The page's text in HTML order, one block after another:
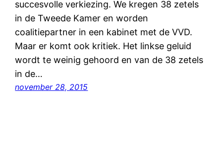
succesvolle verkiezing. We kregen 38 zetels
in de Tweede Kamer en worden
coalitiepartner in een kabinet met de VVD.
Maar er komt ook kritiek. Het linkse geluid
wordt te weinig gehoord en van de 38 zetels
in de…
november 28, 2015